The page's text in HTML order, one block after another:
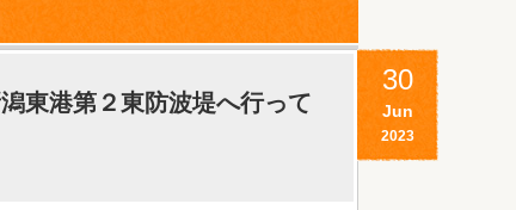
30
Jun
2023
東港第２東防波堤へ行って